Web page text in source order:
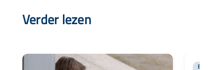
Verder lezen
BLOG